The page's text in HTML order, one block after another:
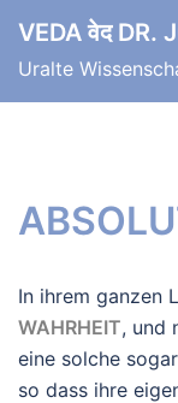
Inhalt
springen
VEDA वेद DR.
Uralte
In ihrem ganzen
WAHRHEIT, und
eine solche
so dass ihre